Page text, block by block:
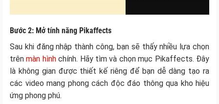
Bước 2: Mở tính năng Pikaffects
Sau khi đăng nhập thành công, bạn sẽ thấy nhiều lựa chọn
trênmàn hìnhchính. Hãy tìm và chọn mục Pikaffects. Đây
là không gian được thiết kế riêng để bạn dễ dàng tạo ra
các video mang phong cách độc đáo thông qua kho hiệu
ứng phong phú.